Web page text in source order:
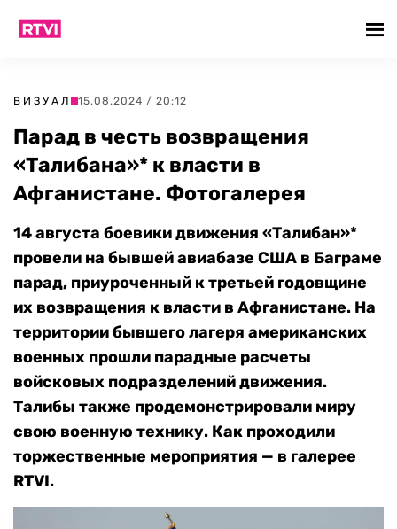
ВИЗУАЛ 15.08.2024 / 20:12
Парад в честь возвращения
«Талибана»* к власти в
Афганистане. Фотогалерея
14 августа боевики движения «Талибан»*
провели на бывшей авиабазе США в Баграме
парад, приуроченный к третьей годовщине
их возвращения к власти в Афганистане. На
территории бывшего лагеря американских
военных прошли парадные расчеты
войсковых подразделений движения.
Талибы также продемонстрировали миру
свою военную технику. Как проходили
торжественные мероприятия — в галерее
RTVI.